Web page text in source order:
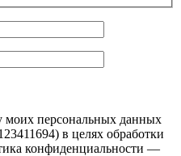
моих персональных данных
в целях обработки
конфиденциальности —